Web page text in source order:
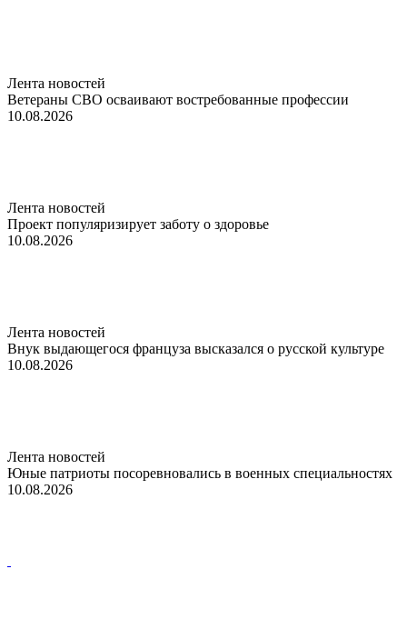
Лента новостей
Ветераны СВО осваивают востребованные профессии
10.08.2026
Лента новостей
Проект популяризирует заботу о здоровье
10.08.2026
Лента новостей
Внук выдающегося француза высказался о русской культуре
10.08.2026
Лента новостей
Юные патриоты посоревновались в военных специальностях
10.08.2026